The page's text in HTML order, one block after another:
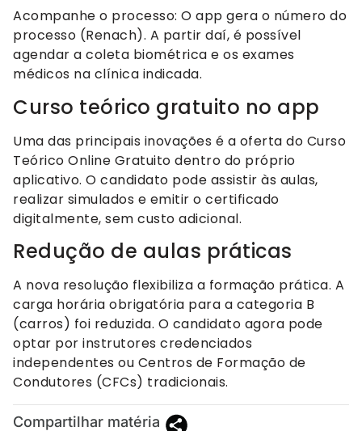
Acompanhe o processo: O app gera o número do
processo (Renach). A partir daí, é possível
agendar a coleta biométrica e os exames
médicos na clínica indicada.
Curso teórico gratuito no app
Uma das principais inovações é a oferta do Curso
Teórico Online Gratuito dentro do próprio
aplicativo. O candidato pode assistir às aulas,
realizar simulados e emitir o certificado
digitalmente, sem custo adicional.
Redução de aulas práticas
A nova resolução flexibiliza a formação prática. A
carga horária obrigatória para a categoria B
(carros) foi reduzida. O candidato agora pode
optar por instrutores credenciados
independentes ou Centros de Formação de
Condutores (CFCs) tradicionais.
Compartilhar matéria